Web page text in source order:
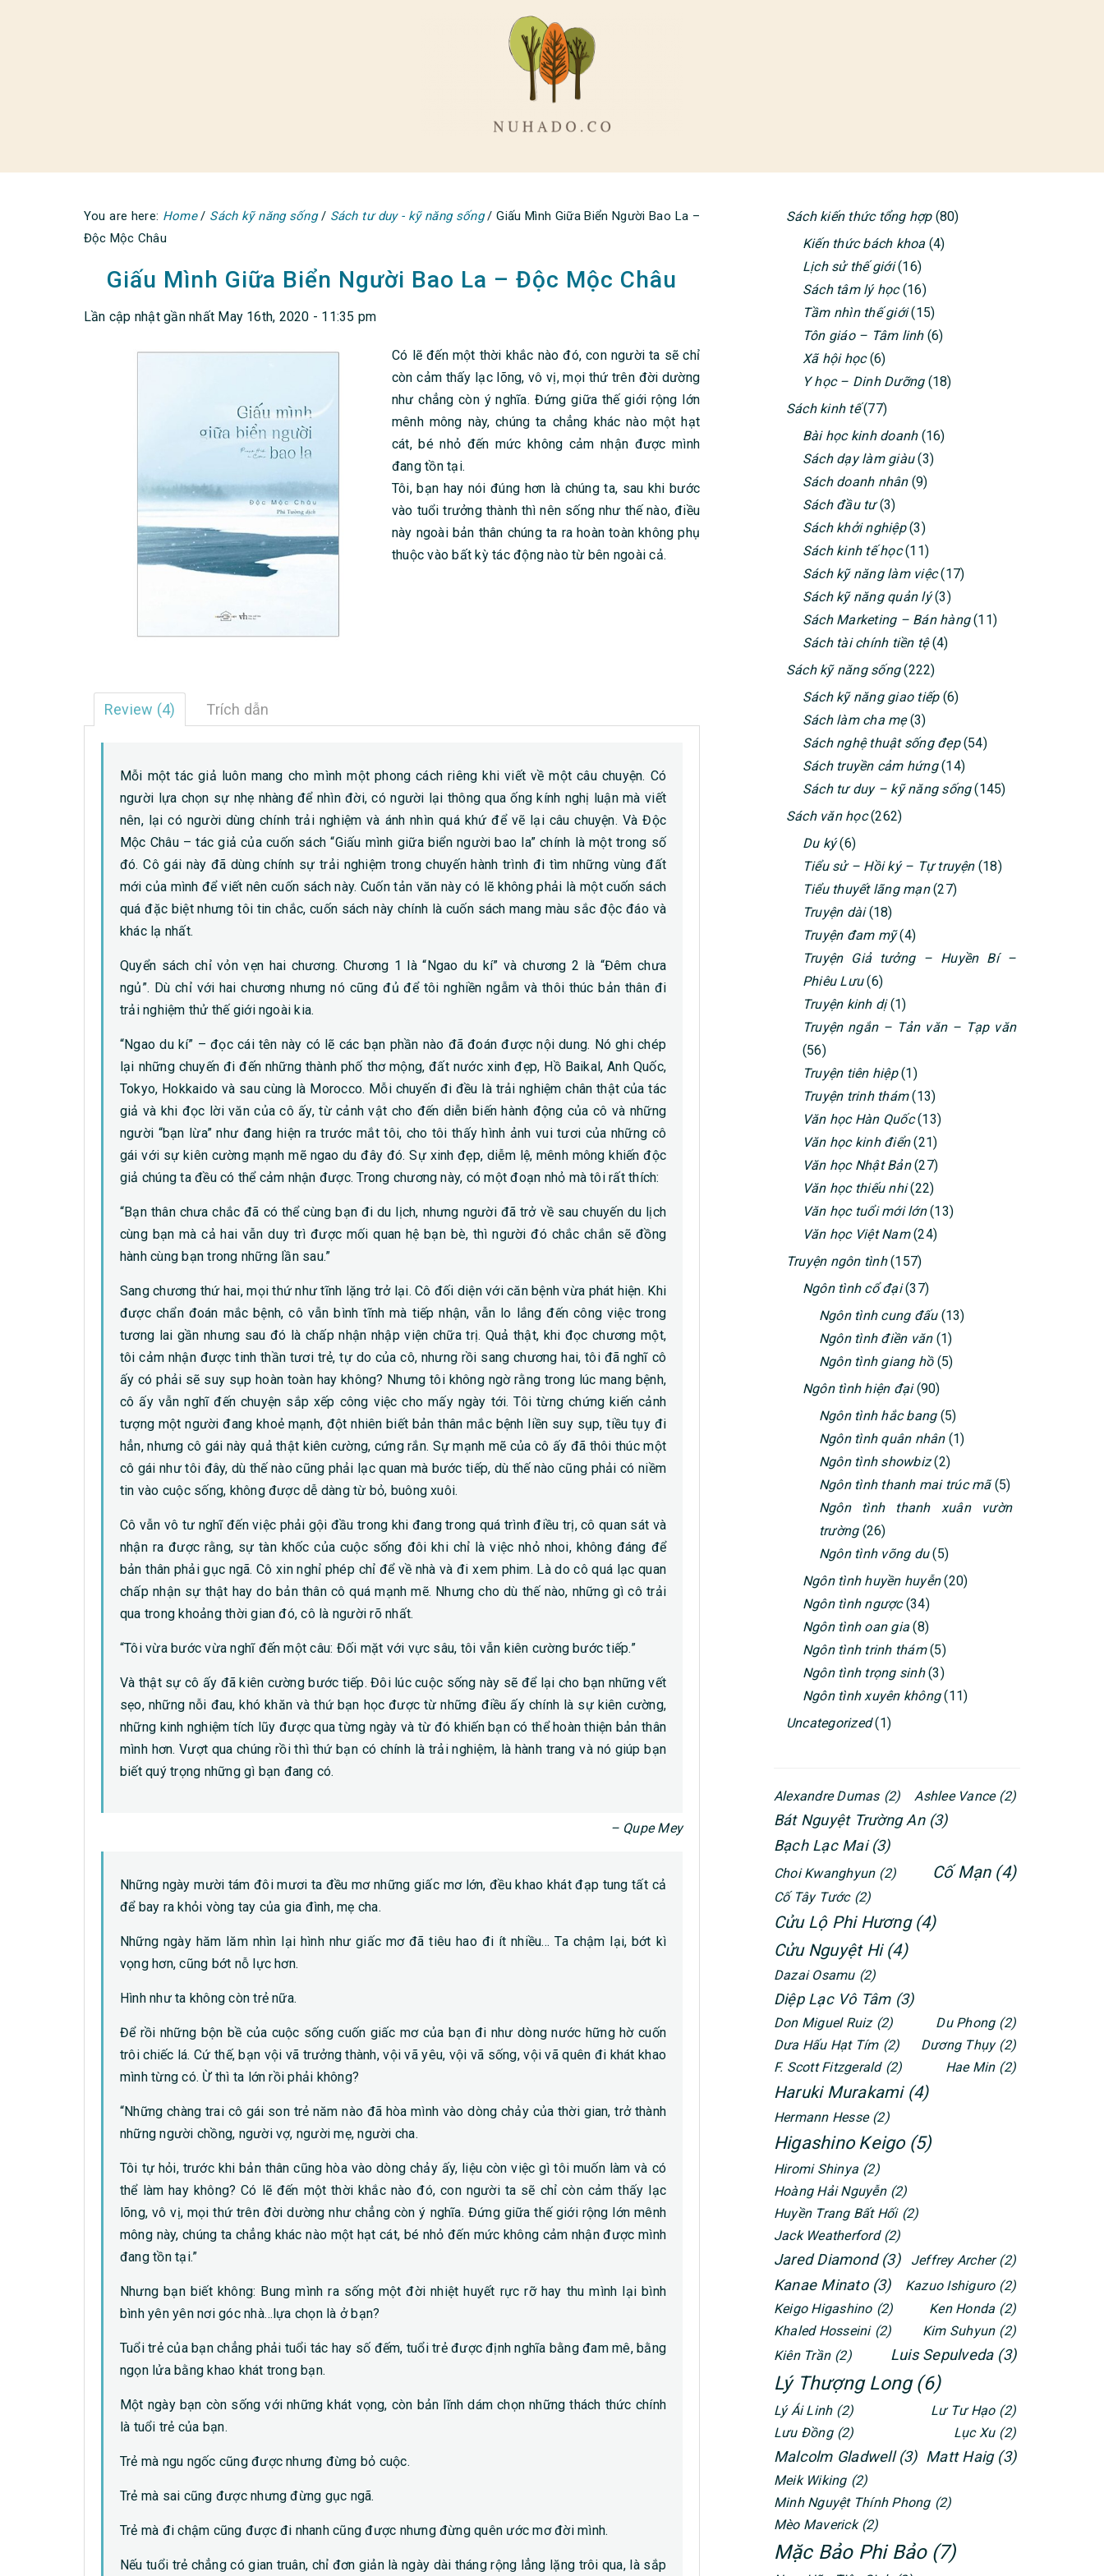
You are here: Home / Sách kỹ năng sống / Sách tư duy - kỹ năng sống / Giấu Mình Giữa Biển Người Bao La –
Độc Mộc Châu
Giấu Mình Giữa Biển Người Bao La – Độc Mộc Châu
Lần cập nhật gần nhất May 16th, 2020 - 11:35 pm
Có lẽ đến một thời khắc nào đó, con người ta sẽ chỉ
còn cảm thấy lạc lõng, vô vị, mọi thứ trên đời dường
như chẳng còn ý nghĩa. Đứng giữa thế giới rộng lớn
mênh mông này, chúng ta chẳng khác nào một hạt
cát, bé nhỏ đến mức không cảm nhận được mình
đang tồn tại.
Tôi, bạn hay nói đúng hơn là chúng ta, sau khi bước
vào tuổi trưởng thành thì nên sống như thế nào, điều
này ngoài bản thân chúng ta ra hoàn toàn không phụ
thuộc vào bất kỳ tác động nào từ bên ngoài cả.
Review (4) Trích dẫn
Mỗi một tác giả luôn mang cho mình một phong cách riêng khi viết về một câu chuyện. Có
người lựa chọn sự nhẹ nhàng để nhìn đời, có người lại thông qua ống kính nghị luận mà viết
nên, lại có người dùng chính trải nghiệm và ánh nhìn quá khứ để vẽ lại câu chuyện. Và Độc
Mộc Châu – tác giả của cuốn sách “Giấu mình giữa biển người bao la” chính là một trong số
đó. Cô gái này đã dùng chính sự trải nghiệm trong chuyến hành trình đi tìm những vùng đất
mới của mình để viết nên cuốn sách này. Cuốn tản văn này có lẽ không phải là một cuốn sách
quá đặc biệt nhưng tôi tin chắc, cuốn sách này chính là cuốn sách mang màu sắc độc đáo và
khác lạ nhất.
Quyển sách chỉ vỏn vẹn hai chương. Chương 1 là “Ngao du kí” và chương 2 là “Đêm chưa
ngủ”. Dù chỉ với hai chương nhưng nó cũng đủ để tôi nghiền ngẫm và thôi thúc bản thân đi
trải nghiệm thử thế giới ngoài kia.
“Ngao du kí” – đọc cái tên này có lẽ các bạn phần nào đã đoán được nội dung. Nó ghi chép
lại những chuyến đi đến những thành phố thơ mộng, đất nước xinh đẹp, Hồ Baikal, Anh Quốc,
Tokyo, Hokkaido và sau cùng là Morocco. Mỗi chuyến đi đều là trải nghiệm chân thật của tác
giả và khi đọc lời văn của cô ấy, từ cảnh vật cho đến diễn biến hành động của cô và những
người “bạn lừa” như đang hiện ra trước mắt tôi, cho tôi thấy hình ảnh vui tươi của những cô
gái với sự kiên cường mạnh mẽ ngao du đây đó. Sự xinh đẹp, diễm lệ, mênh mông khiến độc
giả chúng ta đều có thể cảm nhận được. Trong chương này, có một đoạn nhỏ mà tôi rất thích:
“Bạn thân chưa chắc đã có thể cùng bạn đi du lịch, nhưng người đã trở về sau chuyến du lịch
cùng bạn mà cả hai vẫn duy trì được mối quan hệ bạn bè, thì người đó chắc chắn sẽ đồng
hành cùng bạn trong những lần sau.”
Sang chương thứ hai, mọi thứ như tĩnh lặng trở lại. Cô đối diện với căn bệnh vừa phát hiện. Khi
được chẩn đoán mắc bệnh, cô vẫn bình tĩnh mà tiếp nhận, vẫn lo lắng đến công việc trong
tương lai gần nhưng sau đó là chấp nhận nhập viện chữa trị. Quả thật, khi đọc chương một,
tôi cảm nhận được tinh thần tươi trẻ, tự do của cô, nhưng rồi sang chương hai, tôi đã nghĩ cô
ấy có phải sẽ suy sụp hoàn toàn hay không? Nhưng tôi không ngờ rằng trong lúc mang bệnh,
cô ấy vẫn nghĩ đến chuyện sắp xếp công việc cho mấy ngày tới. Tôi từng chứng kiến cảnh
tượng một người đang khoẻ mạnh, đột nhiên biết bản thân mắc bệnh liền suy sụp, tiều tụy đi
hẳn, nhưng cô gái này quả thật kiên cường, cứng rắn. Sự mạnh mẽ của cô ấy đã thôi thúc một
cô gái như tôi đây, dù thế nào cũng phải lạc quan mà bước tiếp, dù thế nào cũng phải có niềm
tin vào cuộc sống, không được dễ dàng từ bỏ, buông xuôi.
Cô vẫn vô tư nghĩ đến việc phải gội đầu trong khi đang trong quá trình điều trị, cô quan sát và
nhận ra được rằng, sự tàn khốc của cuộc sống đôi khi chỉ là việc nhỏ nhoi, không đáng để
bản thân phải gục ngã. Cô xin nghỉ phép chỉ để về nhà và đi xem phim. Là do cô quá lạc quan
chấp nhận sự thật hay do bản thân cô quá mạnh mẽ. Nhưng cho dù thế nào, những gì cô trải
qua trong khoảng thời gian đó, cô là người rõ nhất.
“Tôi vừa bước vừa nghĩ đến một câu: Đối mặt với vực sâu, tôi vẫn kiên cường bước tiếp.”
Và thật sự cô ấy đã kiên cường bước tiếp. Đôi lúc cuộc sống này sẽ để lại cho bạn những vết
sẹo, những nỗi đau, khó khăn và thứ bạn học được từ những điều ấy chính là sự kiên cường,
những kinh nghiệm tích lũy được qua từng ngày và từ đó khiến bạn có thể hoàn thiện bản thân
mình hơn. Vượt qua chúng rồi thì thứ bạn có chính là trải nghiệm, là hành trang và nó giúp bạn
biết quý trọng những gì bạn đang có.
– Qupe Mey
Những ngày mười tám đôi mươi ta đều mơ những giấc mơ lớn, đều khao khát đạp tung tất cả
để bay ra khỏi vòng tay của gia đình, mẹ cha.
Những ngày hăm lăm nhìn lại hình như giấc mơ đã tiêu hao đi ít nhiều… Ta chậm lại, bớt kì
vọng hơn, cũng bớt nỗ lực hơn.
Hình như ta không còn trẻ nữa.
Để rồi những bộn bề của cuộc sống cuốn giấc mơ của bạn đi như dòng nước hững hờ cuốn
trôi chiếc lá. Cứ thế, bạn vội vã trưởng thành, vội vã yêu, vội vã sống, vội vã quên đi khát khao
mình từng có. Ừ thì ta lớn rồi phải không?
“Những chàng trai cô gái son trẻ năm nào đã hòa mình vào dòng chảy của thời gian, trở thành
những người chồng, người vợ, người mẹ, người cha.
Tôi tự hỏi, trước khi bản thân cũng hòa vào dòng chảy ấy, liệu còn việc gì tôi muốn làm và có
thể làm hay không? Có lẽ đến một thời khắc nào đó, con người ta sẽ chỉ còn cảm thấy lạc
lõng, vô vị, mọi thứ trên đời dường như chẳng còn ý nghĩa. Đứng giữa thế giới rộng lớn mênh
mông này, chúng ta chẳng khác nào một hạt cát, bé nhỏ đến mức không cảm nhận được mình
đang tồn tại.”
Nhưng bạn biết không: Bung mình ra sống một đời nhiệt huyết rực rỡ hay thu mình lại bình
bình yên yên nơi góc nhà…lựa chọn là ở bạn?
Tuổi trẻ của bạn chẳng phải tuổi tác hay số đếm, tuổi trẻ được định nghĩa bằng đam mê, bằng
ngọn lửa bằng khao khát trong bạn.
Một ngày bạn còn sống với những khát vọng, còn bản lĩnh dám chọn những thách thức chính
là tuổi trẻ của bạn.
Trẻ mà ngu ngốc cũng được nhưng đừng bỏ cuộc.
Trẻ mà sai cũng được nhưng đừng gục ngã.
Trẻ mà đi chậm cũng được đi nhanh cũng được nhưng đừng quên ước mơ đời mình.
Nếu tuổi trẻ chẳng có gian truân, chỉ đơn giản là ngày dài tháng rộng lẳng lặng trôi qua, là sắp
PRIMARY
SIDEBAR
Sách kiến thức tổng hợp(80)
Kiến thức bách khoa (4)
Lịch sử thế giới(16)
Sách tâm lý học(16)
Tầm nhìn thế giới(15)
Tôn giáo – Tâm linh(6)
Xã hội học(6)
Y học – Dinh Dưỡng(18)
Sách kinh tế(77)
Bài học kinh doanh(16)
Sách dạy làm giàu(3)
Sách doanh nhân(9)
Sách đầu tư(3)
Sách khởi nghiệp(3)
Sách kinh tế học(11)
Sách kỹ năng làm việc(17)
Sách kỹ năng quản lý(3)
Sách Marketing – Bán hàng(11)
Sách tài chính tiền tệ(4)
Sách kỹ năng sống(222)
Sách kỹ năng giao tiếp(6)
Sách làm cha mẹ(3)
Sách nghệ thuật sống đẹp(54)
Sách truyền cảm hứng(14)
Sách tư duy – kỹ năng sống(145)
Sách văn học(262)
Du ký(6)
Tiểu sử – Hồi ký – Tự truyện(18)
Tiểu thuyết lãng mạn(27)
Truyện dài(18)
Truyện đam mỹ(4)
Truyện Giả tưởng – Huyền Bí –
Phiêu Lưu(6)
Truyện kinh dị(1)
Truyện ngắn – Tản văn – Tạp văn
(56)
Truyện tiên hiệp(1)
Truyện trinh thám(13)
Văn học Hàn Quốc(13)
Văn học kinh điển(21)
Văn học Nhật Bản(27)
Văn học thiếu nhi(22)
Văn học tuổi mới lớn(13)
Văn học Việt Nam(24)
Truyện ngôn tình(157)
Ngôn tình cổ đại(37)
Ngôn tình cung đấu(13)
Ngôn tình điền văn(1)
Ngôn tình giang hồ(5)
Ngôn tình hiện đại(90)
Ngôn tình hắc bang(5)
Ngôn tình quân nhân(1)
Ngôn tình showbiz(2)
Ngôn tình thanh mai trúc mã(5)
Ngôn tình thanh xuân vườn
trường(26)
Ngôn tình võng du(5)
Ngôn tình huyền huyễn(20)
Ngôn tình ngược(34)
Ngôn tình oan gia (8)
Ngôn tình trinh thám(5)
Ngôn tình trọng sinh(3)
Ngôn tình xuyên không(11)
Uncategorized(1)
Alexandre Dumas (2) Ashlee Vance (2)
Bát Nguyệt Trường An (3)
Bạch Lạc Mai (3)
Choi Kwanghyun (2) Cố Mạn (4)
Cố Tây Tước (2)
Cửu Lộ Phi Hương (4)
Cửu Nguyệt Hi (4)
Dazai Osamu (2)
Diệp Lạc Vô Tâm (3)
Don Miguel Ruiz (2) Du Phong (2)
Dưa Hấu Hạt Tím (2) Dương Thụy (2)
F. Scott Fitzgerald (2) Hae Min (2)
Haruki Murakami (4)
Hermann Hesse (2)
Higashino Keigo (5)
Hiromi Shinya (2)
Hoàng Hải Nguyễn (2)
Huyền Trang Bất Hối (2)
Jack Weatherford (2)
Jared Diamond (3) Jeffrey Archer (2)
Kanae Minato (3) Kazuo Ishiguro (2)
Keigo Higashino (2) Ken Honda (2)
Khaled Hosseini (2) Kim Suhyun (2)
Kiên Trần (2) Luis Sepulveda (3)
Lý Thượng Long (6)
Lý Ái Linh (2) Lư Tư Hạo (2)
Lưu Đồng (2) Lục Xu (2)
Malcolm Gladwell (3) Matt Haig (3)
Meik Wiking (2)
Minh Nguyệt Thính Phong (2)
Mèo Maverick (2)
Mặc Bảo Phi Bảo (7)